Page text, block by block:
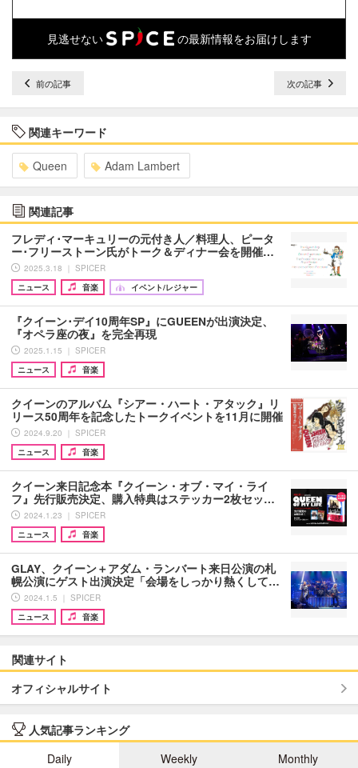
見逃せない の最新情報をお届けします
前の記事 次の記事
関連キーワード
Queen Adam Lambert
関連記事
フレディ･マーキュリーの元付き人／料理人、ピータ
ー･フリーストーン氏がトーク＆ディナー会を開催…
2025.3.18 ｜ SPICER
ニュース
音楽 イベント/レジャー
『クイーン･デイ10周年SP』にGUEENが出演決定、
『オペラ座の夜』を完全再現
2025.1.15 ｜ SPICER
ニュース
音楽
クイーンのアルバム『シアー・ハート・アタック』リ
リース50周年を記念したトークイベントを11月に開催
2024.9.20 ｜ SPICER
ニュース
音楽
クイーン来日記念本『クイーン・オブ・マイ・ライ
フ』先行販売決定、購入特典はステッカー2枚セッ…
2024.1.23 ｜ SPICER
ニュース
音楽
GLAY、クイーン＋アダム・ランバート来日公演の札
幌公演にゲスト出演決定「会場をしっかり熱くして…
2024.1.5 ｜ SPICER
ニュース
音楽
関連サイト
オフィシャルサイト
人気記事ランキング
Daily
Weekly Monthly